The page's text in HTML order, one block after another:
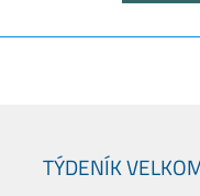
TÝDENÍK